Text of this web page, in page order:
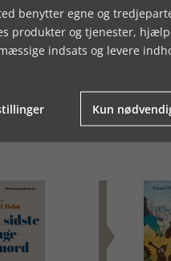
benytter egne og
produkter og tjenester,
indsats og levere
Kun